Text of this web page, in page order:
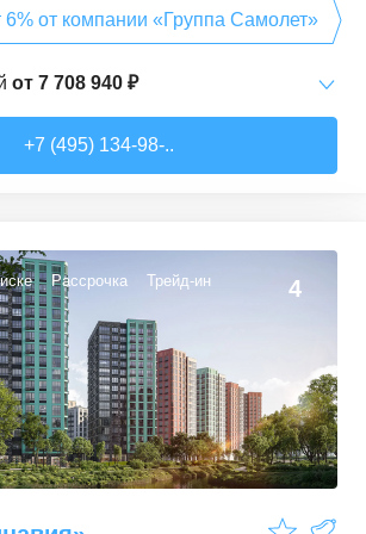
6% от компании «Группа Самолет»
от 7 708 940 ₽
22 предложения
от16 491 230 ₽
22 предложения
+7 (495) 134-98-..
Рассрочка Трейд-ин 4